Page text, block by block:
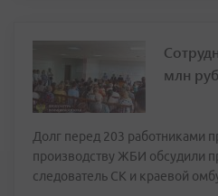
млн
Долг перед 203 работниками
производству ЖБИ обсудили
следователь СК и краевой